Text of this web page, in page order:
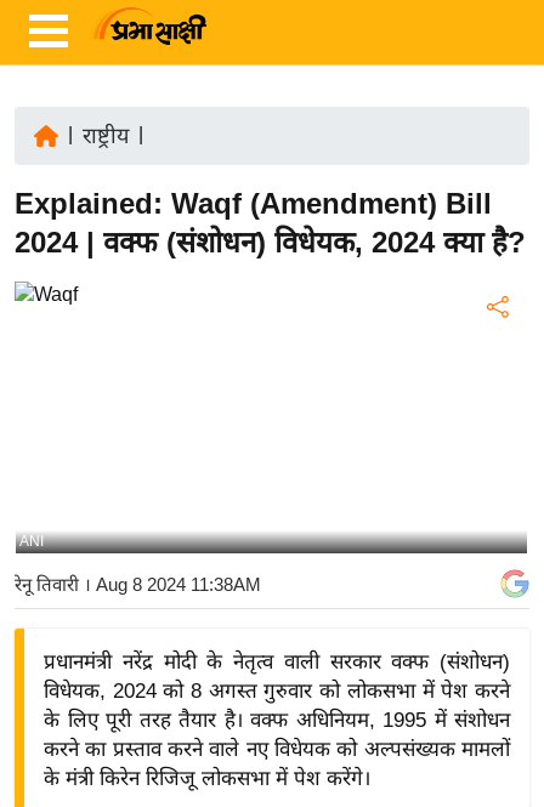
ज़ा
ख
र
ष्ट्री
य
बि
द्यो
राष्ट्रीय|
Explained: Waqf (Amendment) Bill
2024 | वक्फ (संशोधन) विधेयक, 2024 क्या है?
ANI
रेनू तिवारी । Aug 8 2024 11:38AM
प्रधानमंत्री नरेंद्र मोदी के नेतृत्व वाली सरकार वक्फ (संशोधन)
विधेयक, 2024 को 8 अगस्त गुरुवार को लोकसभा में पेश करने
के लिए पूरी तरह तैयार है। वक्फ अधिनियम, 1995 में संशोधन
करने का प्रस्ताव करने वाले नए विधेयक को अल्पसंख्यक मामलों
के मंत्री किरेन रिजिजू लोकसभा में पेश करेंगे।